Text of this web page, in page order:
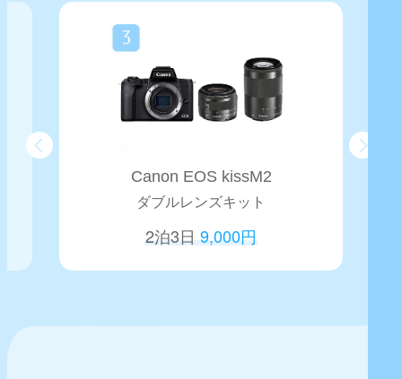
Canon EOS kissM2
ダブルレンズキット
2泊3日9,000円